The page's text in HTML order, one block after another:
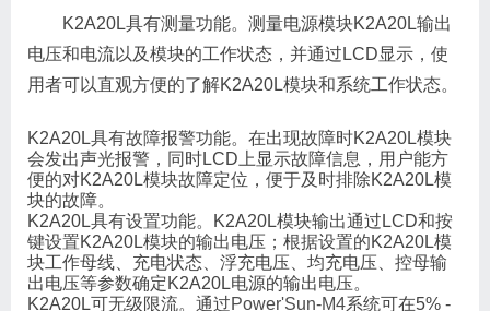
K2A20L具有测量功能。测量电源模块K2A20L输出
电压和电流以及模块的工作状态，并通过LCD显示，使
用者可以直观方便的了解K2A20L模块和系统工作状态。
K2A20L具有故障报警功能。在出现故障时K2A20L模块
会发出声光报警，同时LCD上显示故障信息，用户能方
便的对K2A20L模块故障定位，便于及时排除K2A20L模
块的故障。
K2A20L具有设置功能。K2A20L模块输出通过LCD和按
键设置K2A20L模块的输出电压；根据设置的K2A20L模
块工作母线、充电状态、浮充电压、均充电压、控母输
出电压等参数确定K2A20L电源的输出电压。
K2A20L可无级限流。通过Power'Sun-M4系统可在5% -